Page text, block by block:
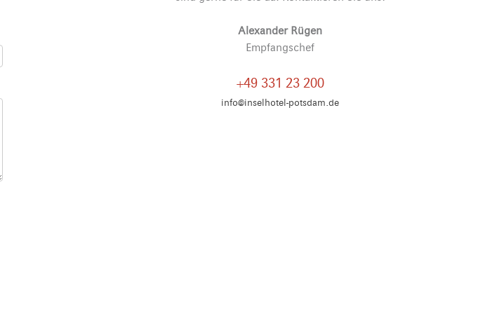
Alexander Rügen
Empfangschef
+49 331 23 200
info@inselhotel-potsdam.de